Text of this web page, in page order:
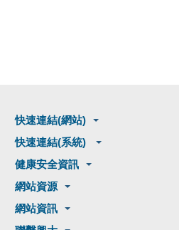
快速連結(網站)
快速連結(系統)
健康安全資訊
網站資源
網站資訊